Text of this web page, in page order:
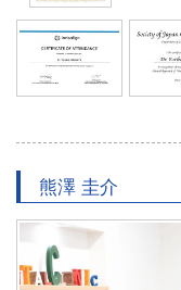
熊澤 圭介